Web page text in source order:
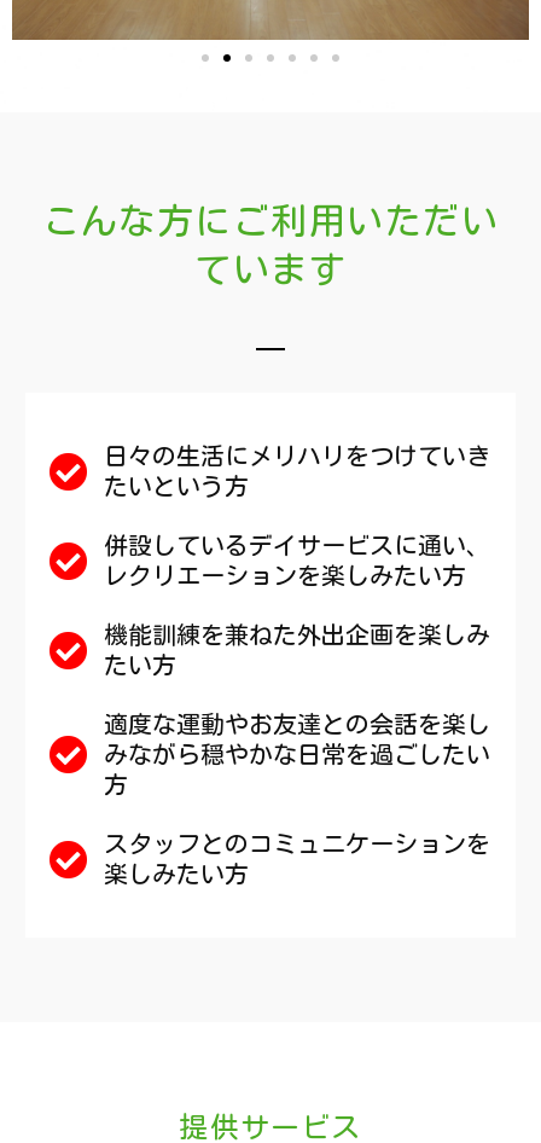
こんな方にご利用いただい
ています
日々の生活にメリハリをつけていき
たいという方
併設しているデイサービスに通い、
レクリエーションを楽しみたい方
機能訓練を兼ねた外出企画を楽しみ
たい方
適度な運動やお友達との会話を楽し
みながら穏やかな日常を過ごしたい
方
スタッフとのコミュニケーションを
楽しみたい方
提供サービス